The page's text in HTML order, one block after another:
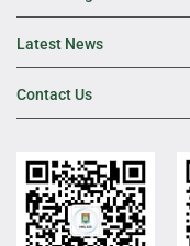
Latest News
Contact Us